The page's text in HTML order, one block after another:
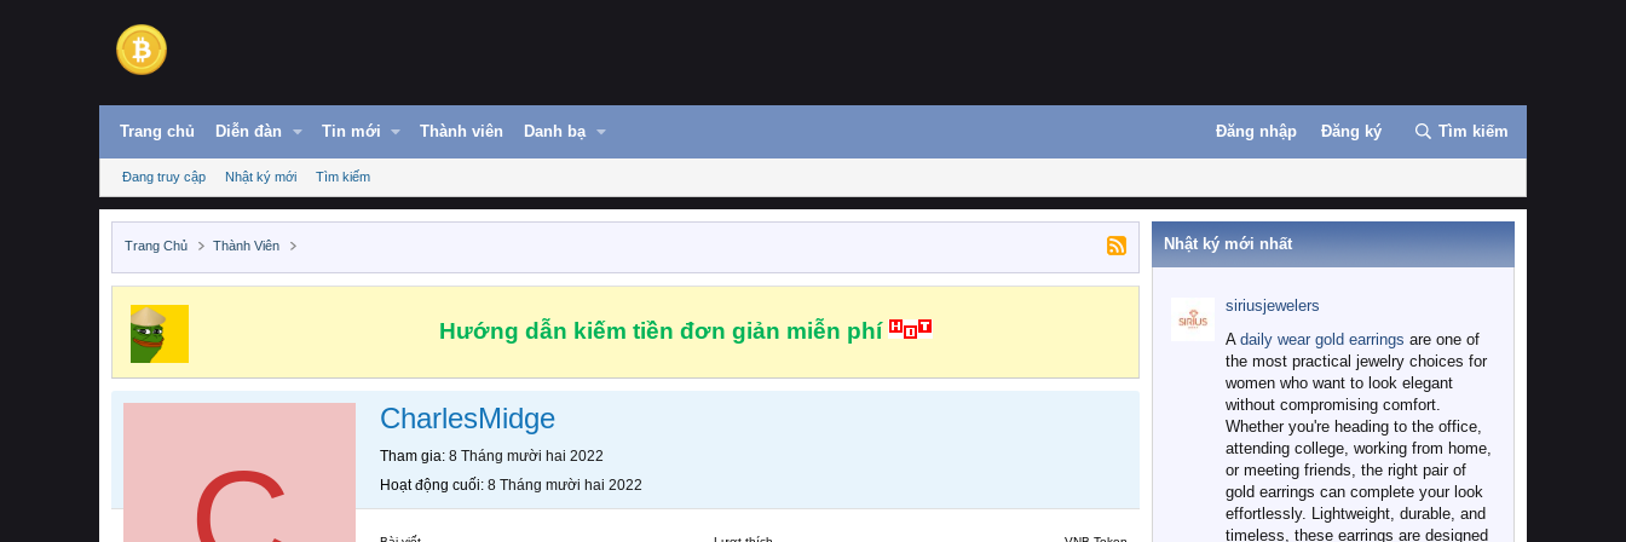
Trang chủ Diễn đàn Tin mới Thành viên Danh bạ Đăng nhập Đăng ký Tìm kiếm
Đang truy cập Nhật ký mới Tìm kiếm
Trang Chủ Thành Viên
Hướng dẫn kiếm tiền đơn giản miễn phí
CharlesMidge
Tham gia 8 Tháng mười hai 2022
Hoạt động cuối 8 Tháng mười hai 2022
Nhật ký mới nhất
siriusjewelers
A daily wear gold earrings are one of
the most practical jewelry choices for
women who want to look elegant
without compromising comfort.
Whether you're heading to the office,
attending college, working from home,
or meeting friends, the right pair of
gold earrings can complete your look
effortlessly. Lightweight, durable, and
timeless, these earrings are designed